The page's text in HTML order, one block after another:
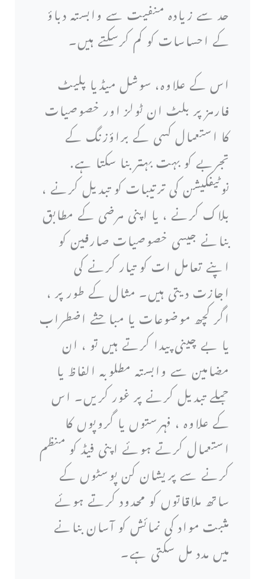
حد سے زیادہ منفیت سے وابستہ دباؤ
کے احساسات کو کم کرسکتے ہیں۔
اس کے علاوہ، سوشل میڈیا پلیٹ
فارمز پر بلٹ ان ٹولز اور خصوصیات
کا استعمال کسی کے براؤزنگ کے
تجربے کو بہت بہتر بنا سکتا ہے.
نوٹیفکیشن کی ترتیبات کو تبدیل کرنے ،
بلاک کرنے ، یا اپنی مرضی کے مطابق
بنانے جیسی خصوصیات صارفین کو
اپنے تعامل ات کو تیار کرنے کی
اجازت دیتی ہیں۔ مثال کے طور پر ،
اگر کچھ موضوعات یا مباحثے اضطراب
یا بے چینی پیدا کرتے ہیں تو ، ان
مضامین سے وابستہ مطلوبہ الفاظ یا
جملے تبدیل کرنے پر غور کریں۔ اس
کے علاوہ ، فہرستوں یا گروپوں کا
استعمال کرتے ہوئے اپنی فیڈ کو منظم
کرنے سے پریشان کن پوسٹوں کے
ساتھ ملاقاتوں کو محدود کرتے ہوئے
مثبت مواد کی نمائش کو آسان بنانے
میں مدد مل سکتی ہے۔